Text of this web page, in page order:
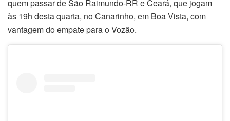
quem passar de São Raimundo-RR e Ceará, que jogam
às 19h desta quarta, no Canarinho, em Boa Vista, com
vantagem do empate para o Vozão.